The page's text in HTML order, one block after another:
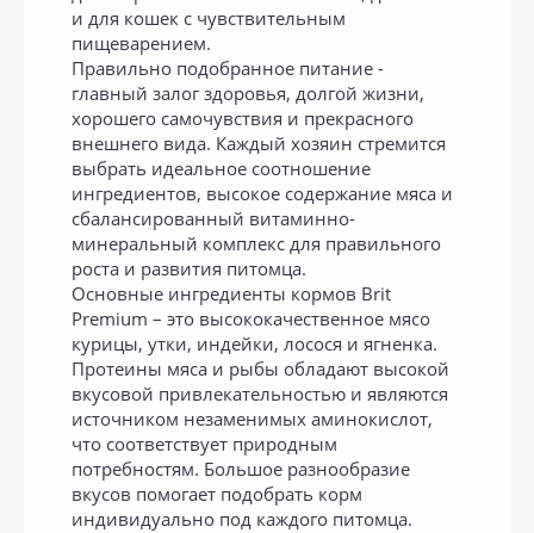
и для кошек с чувствительным
пищеварением.
Правильно подобранное питание -
главный залог здоровья, долгой жизни,
хорошего самочувствия и прекрасного
внешнего вида. Каждый хозяин стремится
выбрать идеальное соотношение
ингредиентов, высокое содержание мяса и
сбалансированный витаминно-
минеральный комплекс для правильного
роста и развития питомца.
Основные ингредиенты кормов Brit
Premium – это высококачественное мясо
курицы, утки, индейки, лосося и ягненка.
Протеины мяса и рыбы обладают высокой
вкусовой привлекательностью и являются
источником незаменимых аминокислот,
что соответствует природным
потребностям. Большое разнообразие
вкусов помогает подобрать корм
индивидуально под каждого питомца.